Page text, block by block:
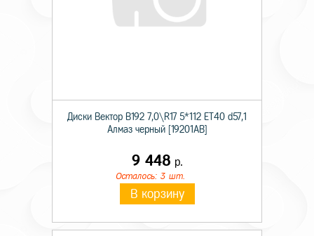
Диски Вектор В192 7,0\R17 5*112 ET40 d57,1
Алмаз черный [19201AB]
9 448 р.
Осталось: 3 шт.
В корзину